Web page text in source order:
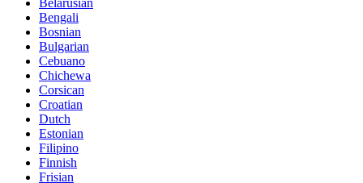
Belarusian
Bengali
Bosnian
Bulgarian
Cebuano
Chichewa
Corsican
Croatian
Dutch
Estonian
Filipino
Finnish
Frisian